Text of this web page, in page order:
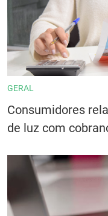
GERAL
Consumidores
de luz com